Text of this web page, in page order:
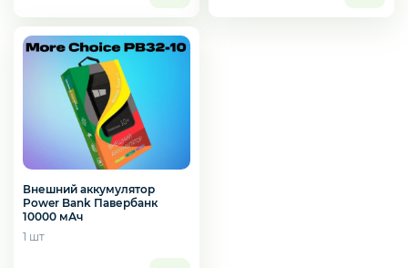
Мобильные аксессуары
Инструменты
Телевизоры
Внешний аккумулятор
Power Bank Павербанк
10000 мАч
1 шт